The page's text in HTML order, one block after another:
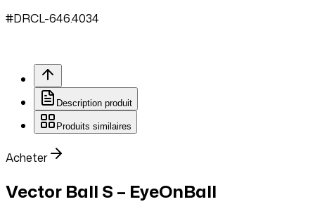
#DRCL-646.4034
Description produit
Produits similaires
Acheter
Vector Ball S – EyeOnBall